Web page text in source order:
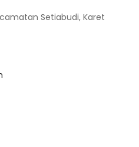
Setiabudi, Karet